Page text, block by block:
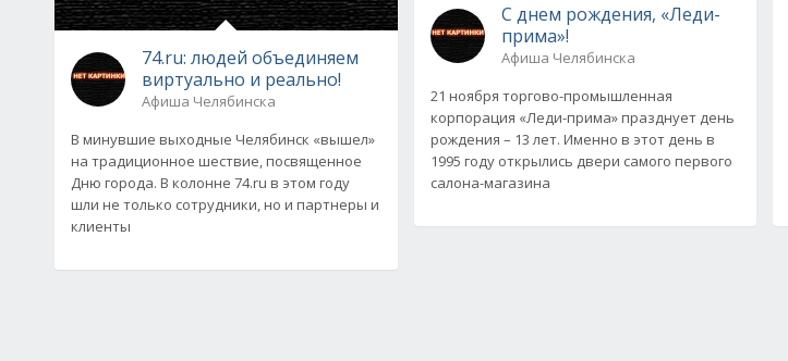
74.ru: людей объединяем
виртуально и реально!
Афиша Челябинска
В минувшие выходные Челябинск «вышел»
на традиционное шествие, посвященное
Дню города. В колонне 74.ru в этом году
шли не только сотрудники, но и партнеры и
клиенты
С днем рождения, «Леди-
прима»!
Афиша Челябинска
21 ноября торгово-промышленная
корпорация «Леди-прима» празднует день
рождения – 13 лет. Именно в этот день в
1995 году открылись двери самого первого
салона-магазина